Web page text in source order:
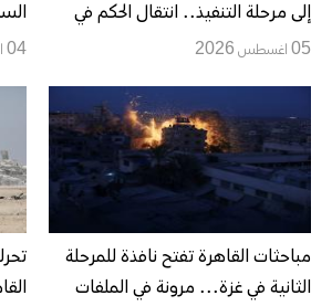
إلى مرحلة التنفيذ.. انتقال الحكم في
غزة ونزع السلاح يصطدمان بشروط
05 اغسطس 2026
من
04 اغسطس 2026
مباحثات القاهرة تفتح نافذة للمرحلة
الثانية في غزة... مرونة في الملفات